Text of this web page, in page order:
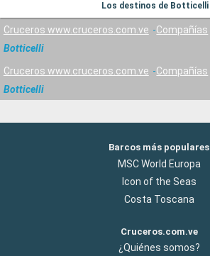
Los destinos de Botticelli
Cruceros www.cruceros.com.ve Compañías
Botticelli
Cruceros www.cruceros.com.ve Compañías
Botticelli
Barcos más populares
MSC World Europa
Icon of the Seas
Costa Toscana
Cruceros.com.ve
¿Quiénes somos?